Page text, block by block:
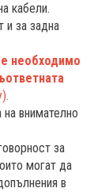
кабели.
и за задна
необходимо
внимателно
за
могат да
в